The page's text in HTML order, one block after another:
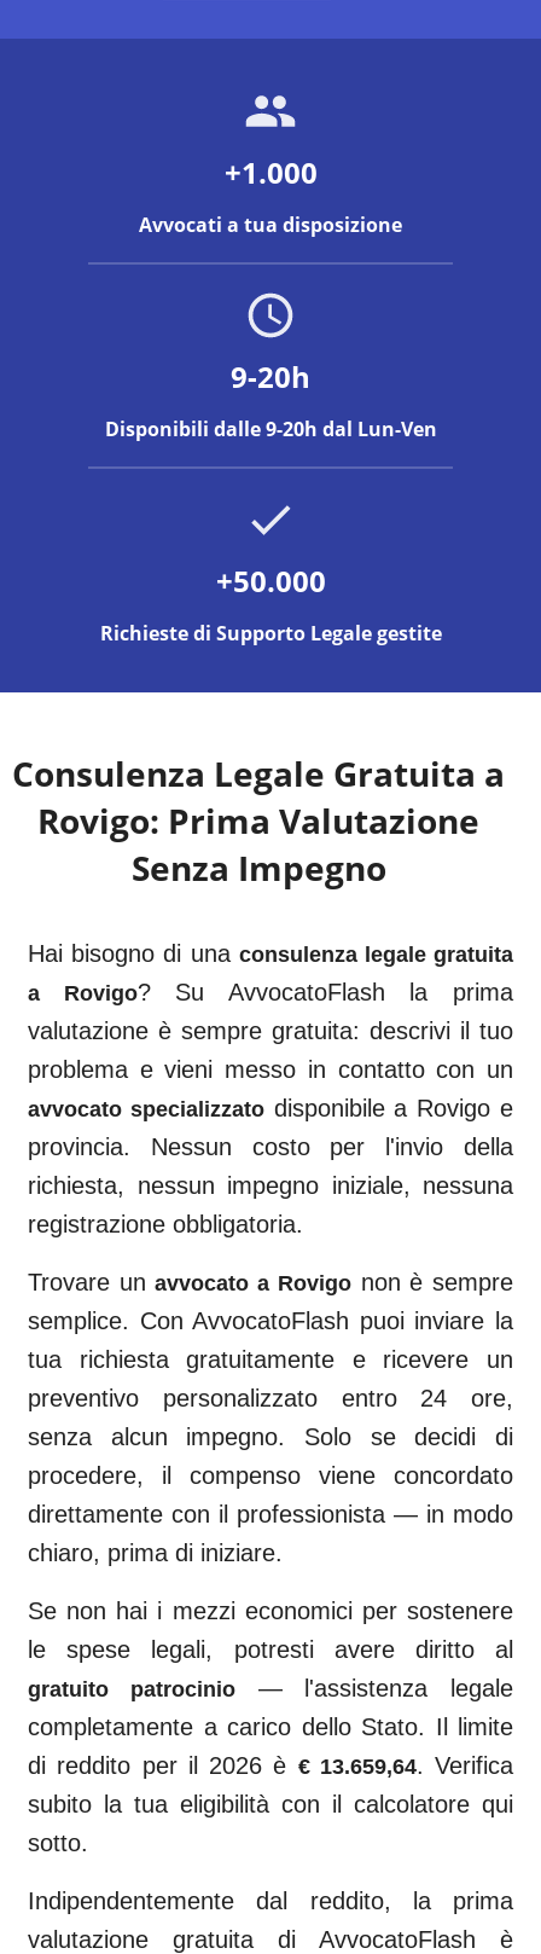
+1.000
Avvocati a tua disposizione
9-20h
Disponibili dalle 9-20h dal Lun-Ven
+50.000
Richieste di Supporto Legale gestite
Consulenza Legale Gratuita a
Rovigo: Prima Valutazione
Senza Impegno
Hai bisogno di una consulenza legale gratuita
a Rovigo? Su AvvocatoFlash la prima
valutazione è sempre gratuita: descrivi il tuo
problema e vieni messo in contatto con un
avvocato specializzato disponibile a Rovigo e
provincia. Nessun costo per l'invio della
richiesta, nessun impegno iniziale, nessuna
registrazione obbligatoria.
Trovare unavvocato a Rovigonon è sempre
semplice. Con AvvocatoFlash puoi inviare la
tua richiesta gratuitamente e ricevere un
preventivo personalizzato entro 24 ore,
senza alcun impegno. Solo se decidi di
procedere, il compenso viene concordato
direttamente con il professionista — in modo
chiaro, prima di iniziare.
Se non hai i mezzi economici per sostenere
le spese legali, potresti avere diritto al
gratuito patrocinio— l'assistenza legale
completamente a carico dello Stato. Il limite
di reddito per il 2026 è € 13.659,64. Verifica
subito la tua eligibilità con il calcolatore qui
sotto.
Indipendentemente dal reddito, la prima
valutazione gratuita di AvvocatoFlash è